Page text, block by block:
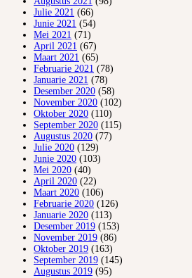
Julie 2021 (66)
Junie 2021 (54)
Mei 2021 (71)
April 2021 (67)
Maart 2021 (65)
Februarie 2021 (78)
Januarie 2021 (78)
Desember 2020 (58)
November 2020 (102)
Oktober 2020 (110)
September 2020 (115)
Augustus 2020 (77)
Julie 2020 (129)
Junie 2020 (103)
Mei 2020 (40)
April 2020 (22)
Maart 2020 (106)
Februarie 2020 (126)
Januarie 2020 (113)
Desember 2019 (153)
November 2019 (86)
Oktober 2019 (163)
September 2019 (145)
Augustus 2019 (95)